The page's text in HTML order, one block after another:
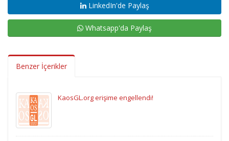
LinkedIn'de Paylaş
Whatsapp'da Paylaş
Benzer İçerikler
KaosGL.org erişime engellendi!